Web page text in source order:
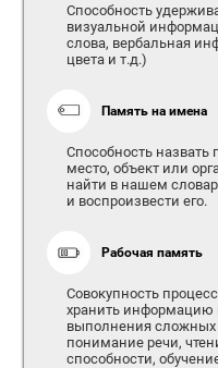
Способность
визуальной
слова, вербальная
цвета и т.д.)
Память на имена
Способность назвать
место, объект или
найти в нашем
и воспроизвести его.
Рабочая память
Совокупность
хранить информацию
выполнения сложных
понимание речи,
способности,